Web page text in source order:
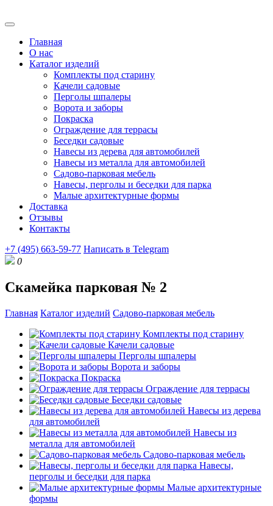
Главная
О нас
Каталог изделий
Комплекты под старину
Качели садовые
Перголы шпалеры
Ворота и заборы
Покраска
Ограждение для террасы
Беседки садовые
Навесы из дерева для автомобилей
Навесы из металла для автомобилей
Садово-парковая мебель
Навесы, перголы и беседки для парка
Малые архитектурные формы
Доставка
Отзывы
Контакты
+7 (495) 663-59-77 Написать в Telegram
0
Скамейка парковая № 2
Главная Каталог изделий Садово-парковая мебель
Комплекты под старину
Качели садовые
Перголы шпалеры
Ворота и заборы
Покраска
Ограждение для террасы
Беседки садовые
Навесы из дерева
для автомобилей
Навесы из
металла для автомобилей
Садово-парковая мебель
Навесы,
перголы и беседки для парка
Малые архитектурные
формы